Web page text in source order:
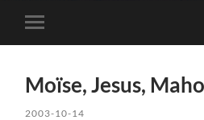
Toggle
mobile
Moïse, Jesus,
2003-10-14